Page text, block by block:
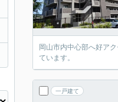
岡山市内中心部へ好ア
ています。
一戸建て